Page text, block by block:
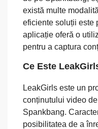
există multe
eficiente soluții este
aplicație oferă o
pentru a captura
Ce Este
LeakGirls este un
conținutului video
Spankbang.
posibilitatea de a